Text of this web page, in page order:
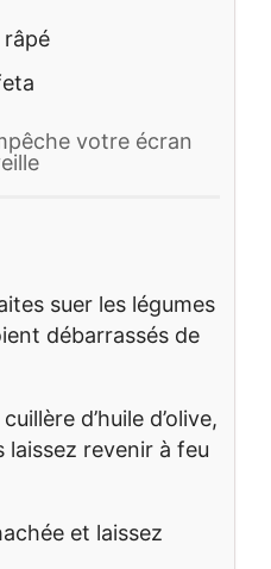
votre écran
suer les légumes
débarrassés de
d’huile d’olive,
laissez revenir à feu
et laissez